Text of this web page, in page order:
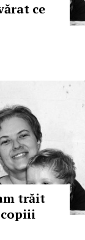
ce
trăit
copiii